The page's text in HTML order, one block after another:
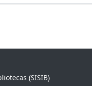
(SISIB)